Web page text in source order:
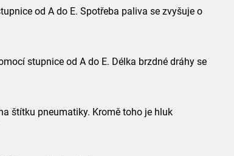
od A do E. Spotřeba paliva se zvyšuje o
stupnice od A do E. Délka brzdné dráhy se
štítku pneumatiky. Kromě toho je hluk